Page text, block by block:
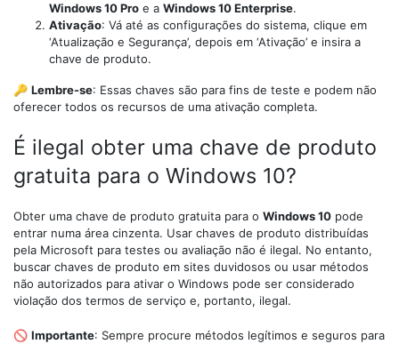
Windows 10 Pro e a Windows 10 Enterprise.
Ativação: Vá até as configurações do sistema, clique em
‘Atualização e Segurança’, depois em ‘Ativação’ e insira a
chave de produto.
🔑 Lembre-se: Essas chaves são para fins de teste e podem não
oferecer todos os recursos de uma ativação completa.
É ilegal obter uma chave de produto
gratuita para o Windows 10?
Obter uma chave de produto gratuita para o Windows 10 pode
entrar numa área cinzenta. Usar chaves de produto distribuídas
pela Microsoft para testes ou avaliação não é ilegal. No entanto,
buscar chaves de produto em sites duvidosos ou usar métodos
não autorizados para ativar o Windows pode ser considerado
violação dos termos de serviço e, portanto, ilegal.
🚫 Importante: Sempre procure métodos legítimos e seguros para